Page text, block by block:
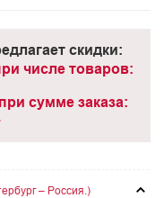
скидки:
числе товаров:
сумме заказа:
– Россия.)